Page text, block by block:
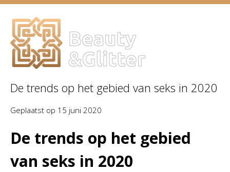
De trends op het gebied van seks in 2020
Geplaatst op 15 juni 2020
De trends op het gebied
van seks in 2020